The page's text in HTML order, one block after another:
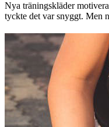
Nya träningskläder
tyckte det var snyggt. Men